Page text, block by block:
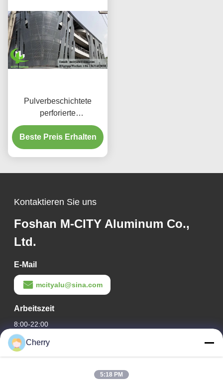
Pulverbeschichtete
perforierte
Aluminiumplatte mit
benutzerdefinierten RAL-
Farben und
Mustern für
Beste Preis Erhalten
Kontaktieren Sie uns
Foshan M-CITY Aluminum Co.,
Ltd.
E-Mail
mcityalu@sina.com
Arbeitszeit
8:00-22:00
Unsere Adresse
Hegui Industriepark, Lishui, Nanhai Foshan Guangdong PR
Cherry
5:18 PM